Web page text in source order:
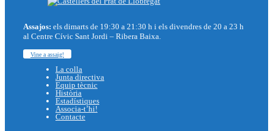
Assajos: els dimarts de 19:30 a 21:30 h i els divendres de 20 a 23 h
al Centre Cívic Sant Jordi – Ribera Baixa.
Vine a assaig!
La colla
Junta directiva
Equip tècnic
Història
Estadístiques
Associa-t’hi!
Contacte